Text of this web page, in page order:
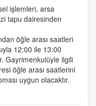
işlemleri, arsa
tapu dairesinden
öğle arası saatleri
12:00 ile 13:00
Gayrimenkulüyle ilgili
öğle arası saatlerini
uygun olacaktır.